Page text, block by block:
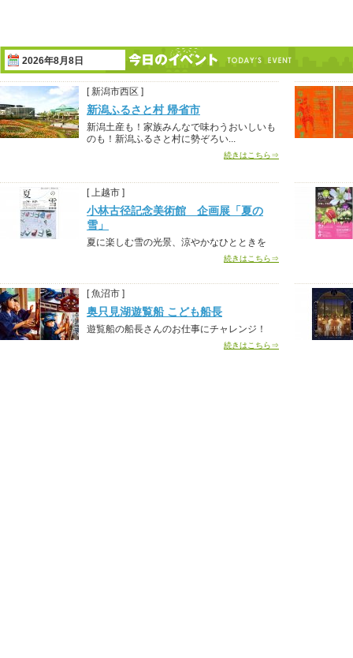
2026年8月8日
[ 新潟市西区 ]
新潟ふるさと村 帰省市
新潟土産も！家族みんなで味わうおいしいも
のも！新潟ふるさと村に勢ぞろい...
続きはこちら⇒
[ 上越市 ]
小林古径記念美術館 企画展「夏の
雪」
夏に楽しむ雪の光景、涼やかなひとときを
続きはこちら⇒
[ 魚沼市 ]
奥只見湖遊覧船 こども船長
遊覧船の船長さんのお仕事にチャレンジ！
続きはこちら⇒